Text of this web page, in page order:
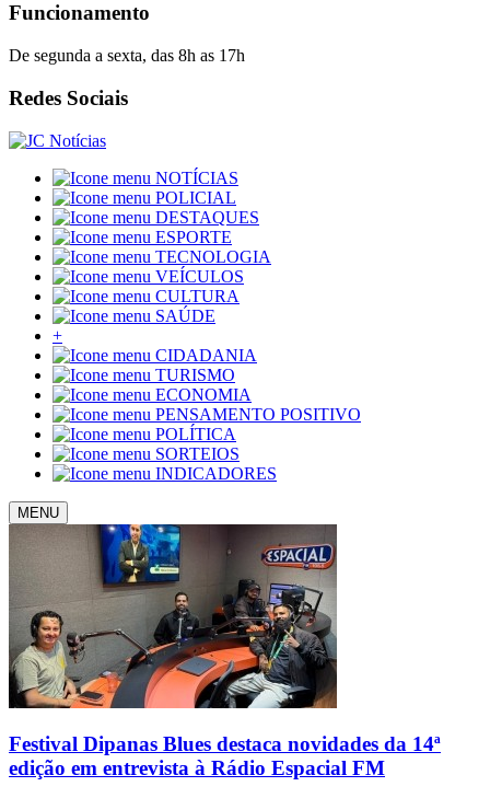
Funcionamento
De segunda a sexta, das 8h as 17h
Redes Sociais
NOTÍCIAS
POLICIAL
DESTAQUES
ESPORTE
TECNOLOGIA
VEÍCULOS
CULTURA
SAÚDE
+
CIDADANIA
TURISMO
ECONOMIA
PENSAMENTO POSITIVO
POLÍTICA
SORTEIOS
INDICADORES
MENU
Festival Dipanas Blues destaca novidades da 14ª
edição em entrevista à Rádio Espacial FM